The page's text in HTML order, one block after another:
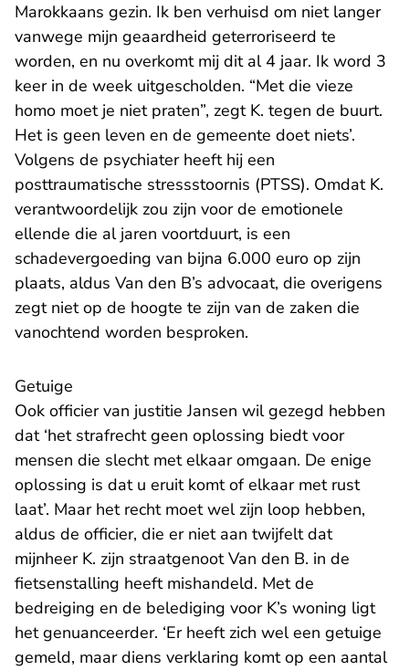
Marokkaans gezin. Ik ben verhuisd om niet langer
vanwege mijn geaardheid geterroriseerd te
worden, en nu overkomt mij dit al 4 jaar. Ik word 3
keer in de week uitgescholden. “Met die vieze
homo moet je niet praten”, zegt K. tegen de buurt.
Het is geen leven en de gemeente doet niets’.
Volgens de psychiater heeft hij een
posttraumatische stressstoornis (PTSS). Omdat K.
verantwoordelijk zou zijn voor de emotionele
ellende die al jaren voortduurt, is een
schadevergoeding van bijna 6.000 euro op zijn
plaats, aldus Van den B’s advocaat, die overigens
zegt niet op de hoogte te zijn van de zaken die
vanochtend worden besproken.
Getuige
Ook officier van justitie Jansen wil gezegd hebben
dat ‘het strafrecht geen oplossing biedt voor
mensen die slecht met elkaar omgaan. De enige
oplossing is dat u eruit komt of elkaar met rust
laat’. Maar het recht moet wel zijn loop hebben,
aldus de officier, die er niet aan twijfelt dat
mijnheer K. zijn straatgenoot Van den B. in de
fietsenstalling heeft mishandeld. Met de
bedreiging en de belediging voor K’s woning ligt
het genuanceerder. ‘Er heeft zich wel een getuige
gemeld, maar diens verklaring komt op een aantal